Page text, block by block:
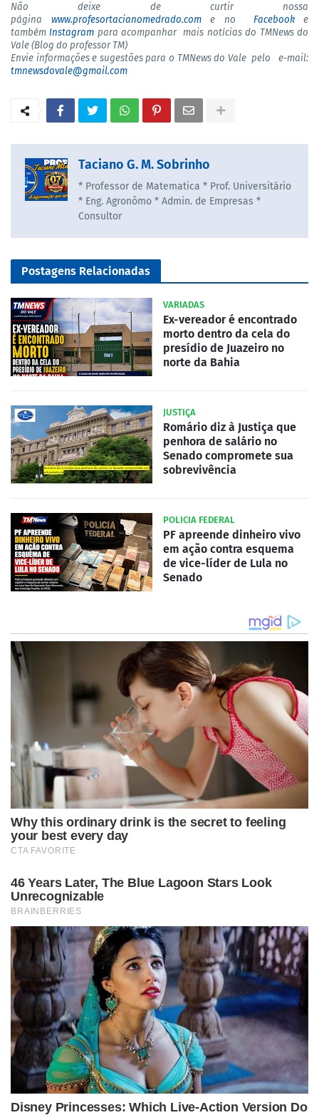
Não deixe de curtir nossa
página www.profesortacianomedrado.come no Facebooke
tambémInstagram para acompanhar mais notícias do TMNews do
Vale (Blog do professor TM)
Envie informações e sugestões para o TMNews do Vale pelo e-mail:
tmnewsdovale@gmail.com
Taciano G. M. Sobrinho
* Professor de Matematica * Prof. Universitário
* Eng. Agronômo * Admin. de Empresas *
Consultor
Postagens Relacionadas
VARIADAS
Ex-vereador é encontrado
morto dentro da cela do
presídio de Juazeiro no
norte da Bahia
JUSTIÇA
Romário diz à Justiça que
penhora de salário no
Senado compromete sua
sobrevivência
POLICIA FEDERAL
PF apreende dinheiro vivo
em ação contra esquema
de vice-líder de Lula no
Senado